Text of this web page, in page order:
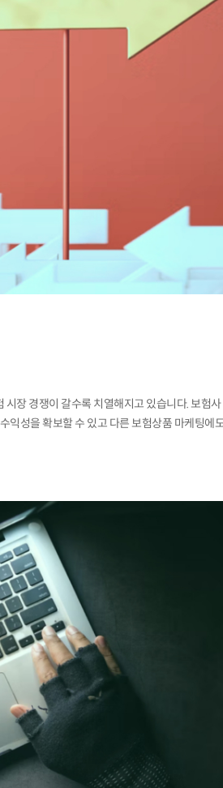
장 경쟁이 갈수록 치열해지고 있습니다. 보험
익성을 확보할 수 있고 다른 보험상품 마케팅에